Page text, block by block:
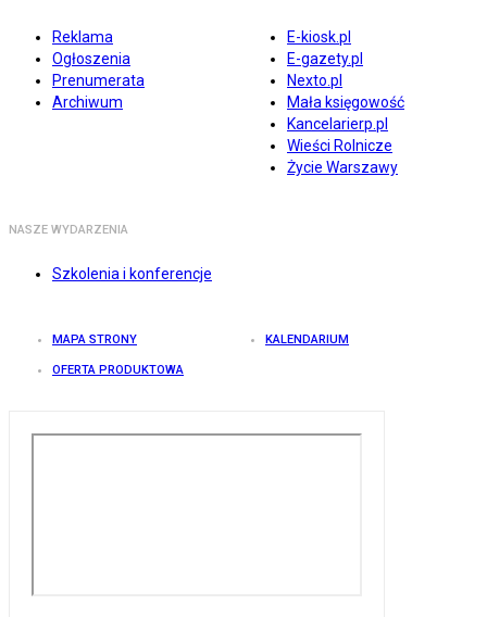
Reklama
Ogłoszenia
Prenumerata
Archiwum
E-kiosk.pl
E-gazety.pl
Nexto.pl
Mała księgowość
Kancelarierp.pl
Wieści Rolnicze
Życie Warszawy
NASZE WYDARZENIA
Szkolenia i konferencje
MAPA STRONY KALENDARIUM
OFERTA PRODUKTOWA